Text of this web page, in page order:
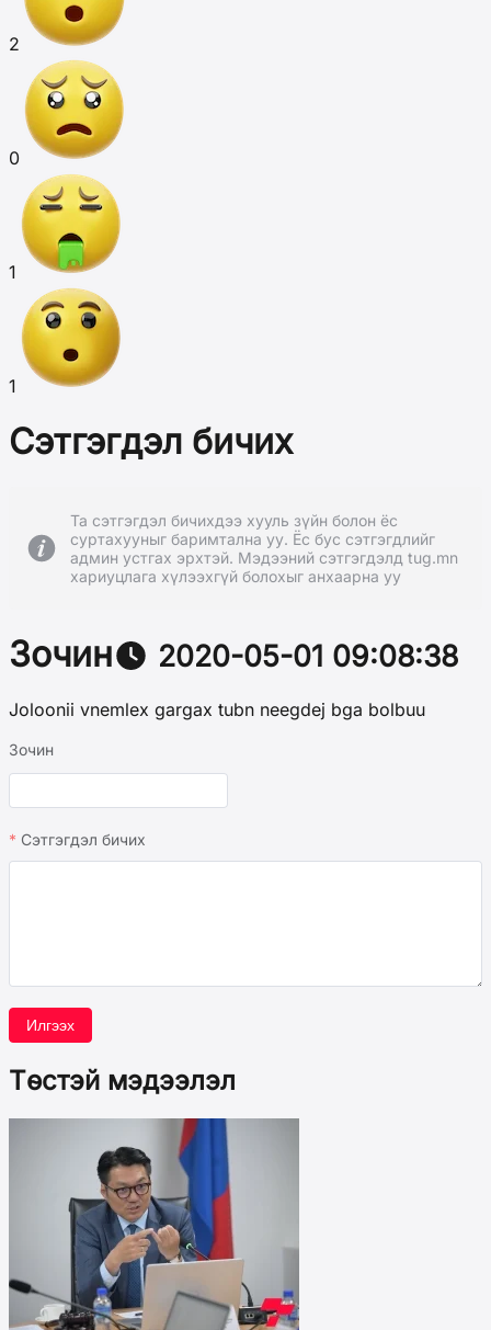
2
0
1
1
Сэтгэгдэл бичих
Та сэтгэгдэл бичихдээ хууль зүйн болон ёс
суртахууныг баримтална уу. Ёс бус сэтгэгдлийг
админ устгах эрхтэй. Мэдээний сэтгэгдэлд tug.mn
хариуцлага хүлээхгүй болохыг анхаарна уу
Зочин 2020-05-01 09:08:38
Joloonii vnemlex gargax tubn neegdej bga bolbuu
Зочин
Сэтгэгдэл бичих
Илгээх
Төстэй мэдээлэл